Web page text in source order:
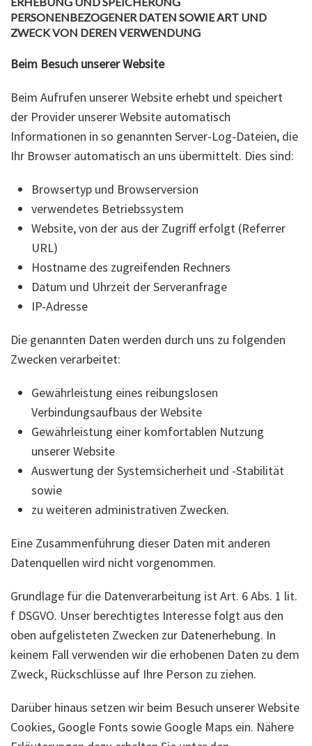
PERSONENBEZOGENER DATEN SOWIE ART UND
ZWECK VON DEREN VERWENDUNG
Beim Besuch unserer Website
Beim Aufrufen unserer Website erhebt und speichert
der Provider unserer Website automatisch
Informationen in so genannten Server-Log-Dateien, die
Ihr Browser automatisch an uns übermittelt. Dies sind:
Browsertyp und Browserversion
verwendetes Betriebssystem
Website, von der aus der Zugriff erfolgt (Referrer
URL)
Hostname des zugreifenden Rechners
Datum und Uhrzeit der Serveranfrage
IP-Adresse
Die genannten Daten werden durch uns zu folgenden
Zwecken verarbeitet:
Gewährleistung eines reibungslosen
Verbindungsaufbaus der Website
Gewährleistung einer komfortablen Nutzung
unserer Website
Auswertung der Systemsicherheit und -Stabilität
sowie
zu weiteren administrativen Zwecken.
Eine Zusammenführung dieser Daten mit anderen
Datenquellen wird nicht vorgenommen.
Grundlage für die Datenverarbeitung ist Art. 6 Abs. 1 lit.
f DSGVO. Unser berechtigtes Interesse folgt aus den
oben aufgelisteten Zwecken zur Datenerhebung. In
keinem Fall verwenden wir die erhobenen Daten zu dem
Zweck, Rückschlüsse auf Ihre Person zu ziehen.
Darüber hinaus setzen wir beim Besuch unserer Website
Cookies, Google Fonts sowie Google Maps ein. Nähere